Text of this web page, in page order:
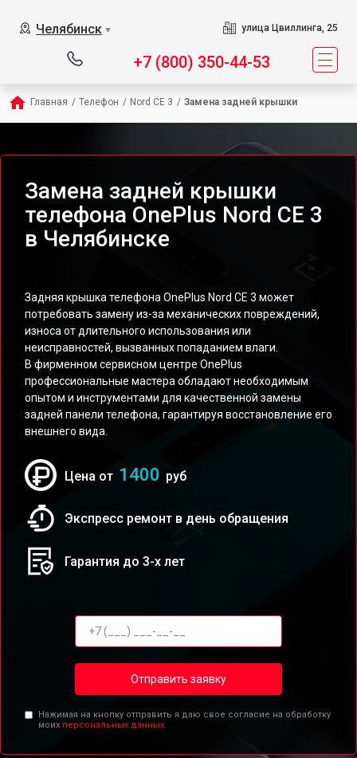
Челябинск ▼ улица Цвиллинга, 25
+7 (800) 350-44-53
Главная / Телефон / Nord CE 3 / Замена задней крышки
Замена задней крышки
телефона OnePlus Nord CE 3
в Челябинске
Задняя крышка телефона OnePlus Nord CE 3 может
потребовать замену из-за механических повреждений,
износа от длительного использования или
неисправностей, вызванных попаданием влаги.
В фирменном сервисном центре OnePlus
профессиональные мастера обладают необходимым
опытом и инструментами для качественной замены
задней панели телефона, гарантируя восстановление его
внешнего вида.
Цена от 1400 руб
Экспресс ремонт в день обращения
Гарантия до 3-х лет
Отправить заявку
Нажимая на кнопку отправить я даю свое согласие на обработку
моих персональных данных.